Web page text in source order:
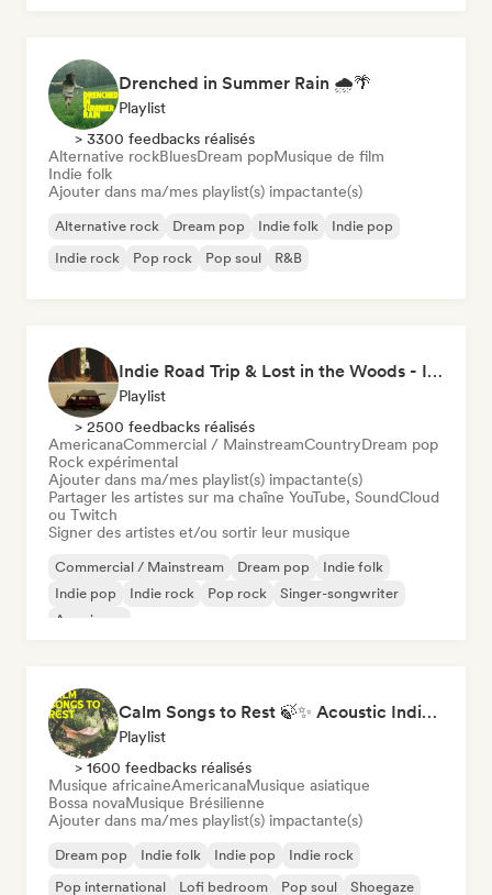
Drenched in Summer Rain 🌧️🌴
Playlist
> 3300 feedbacks réalisés
Alternative rockBluesDream popMusique de film
Indie folk
Ajouter dans ma/mes playlist(s) impactante(s)
Alternative rock Dream pop Indie folk
Indie pop
Indie rock
Pop rock Pop soul R&B
Indie Road Trip & Lost in the Woods - Indie Folk, Folk Pop, Folk Rock & Singer-Songwriter
Playlist
> 2500 feedbacks réalisés
AmericanaCommercial / MainstreamCountryDream pop
Rock expérimental
Ajouter dans ma/mes playlist(s) impactante(s)
Partager les artistes sur ma chaîne YouTube, SoundCloud
ou Twitch
Signer des artistes et/ou sortir leur musique
Commercial / Mainstream Dream pop
Indie folk
Indie pop
Indie rock Pop rock
Singer-songwriter
Americana
Calm Songs to Rest 🍃✨ Acoustic Indie Folk & Singer-Songwriter
Playlist
> 1600 feedbacks réalisés
Musique africaineAmericanaMusique asiatique
Bossa novaMusique Brésilienne
Ajouter dans ma/mes playlist(s) impactante(s)
Dream pop Indie folk Indie pop
Indie rock
Pop international
Lofi bedroom Pop soul Shoegaze